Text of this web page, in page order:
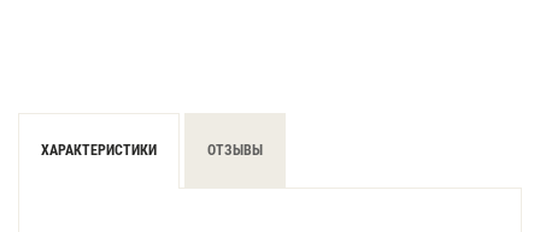
ХАРАКТЕРИСТИКИ ОТЗЫВЫ